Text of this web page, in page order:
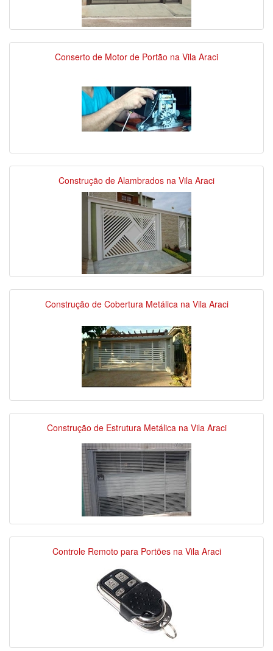
Conserto de Motor de Portão na Vila Araci
Construção de Alambrados na Vila Araci
Construção de Cobertura Metálica na Vila Araci
Construção de Estrutura Metálica na Vila Araci
Controle Remoto para Portões na Vila Araci